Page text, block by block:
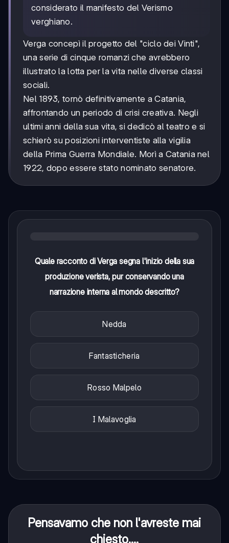
considerato il manifesto del Verismo
verghiano.
Verga concepì il progetto del "ciclo dei Vinti",
una serie di cinque romanzi che avrebbero
illustrato la lotta per la vita nelle diverse classi
sociali.
Nel 1893, tornò definitivamente a Catania,
affrontando un periodo di crisi creativa. Negli
ultimi anni della sua vita, si dedicò al teatro e si
schierò su posizioni interventiste alla vigilia
della Prima Guerra Mondiale. Morì a Catania nel
1922, dopo essere stato nominato senatore.
Quale racconto di Verga segna l'inizio della sua
produzione verista, pur conservando una
narrazione interna al mondo descritto?
Nedda
Fantasticheria
Rosso Malpelo
I Malavoglia
Pensavamo che non l'avreste mai
chiesto....